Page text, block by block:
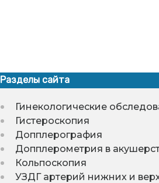
Разделы сайта
Гинекологические
Гистероскопия
Допплерография
Допплерометрия в
Кольпоскопия
УЗДГ артерий нижних и